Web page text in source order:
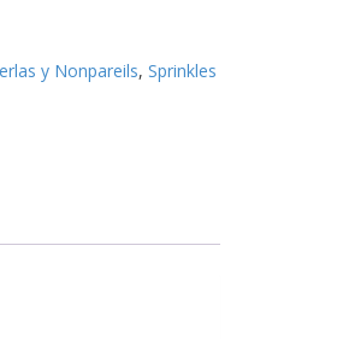
y Nonpareils, Sprinkles